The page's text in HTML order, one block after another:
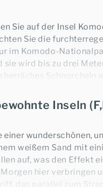
Sie auf der Insel
Sie die
im Komodo-
sie wird bis zu drei
herrliches Schnorcheln
mit den sanft im
Inseln
einer wunderschönen,
weißem Sand mit
auf, was den Effekt
hier verbringen
das parallel zum